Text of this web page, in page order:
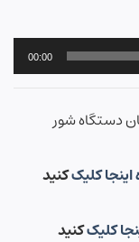
00:00
دستگاه شور
کلیککنید
کلیککنید